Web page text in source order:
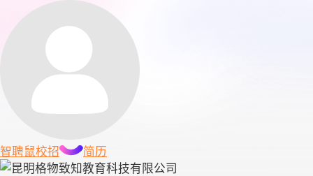
智聘鼠校招 简历